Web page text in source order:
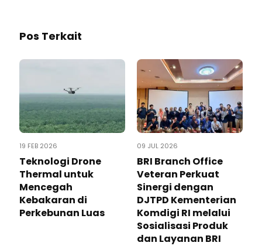
Pos Terkait
19 FEB 2026
Teknologi Drone
Thermal untuk
Mencegah
Kebakaran di
Perkebunan Luas
09 JUL 2026
BRI Branch Office
Veteran Perkuat
Sinergi dengan
DJTPD Kementerian
Komdigi RI melalui
Sosialisasi Produk
dan Layanan BRI